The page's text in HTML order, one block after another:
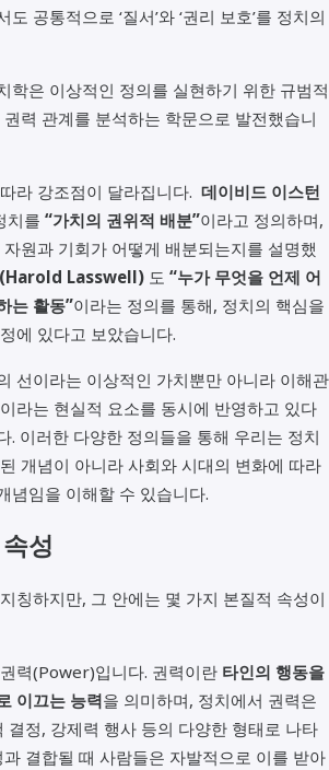
공통적으로 ‘질서’와 ‘권리 보호’를 정치의
학은 이상적인 정의를 실현하기 위한 규범적
력 관계를 분석하는 학문으로 발전했습니
라 강조점이 달라집니다. 데이비드 이스턴
치를 “가치의 권위적 배분”이라고 정의하며,
원과 기회가 어떻게 배분되는지를 설명했
(Harold Lasswell) 도 “누가 무엇을 언제 어
는 활동”이라는 정의를 통해, 정치의 핵심을
에 있다고 보았습니다.
선이라는 이상적인 가치뿐만 아니라 이해관
라는 현실적 요소를 동시에 반영하고 있다
. 이러한 다양한 정의들을 통해 우리는 정치
개념이 아니라 사회와 시대의 변화에 따라
념임을 이해할 수 있습니다.
성
칭하지만, 그 안에는 몇 가지 본질적 속성이
력(Power)입니다. 권력이란 타인의 행동을
이끄는 능력을 의미하며, 정치에서 권력은
결정, 강제력 행사 등의 다양한 형태로 나타
결합될 때 사람들은 자발적으로 이를 받아